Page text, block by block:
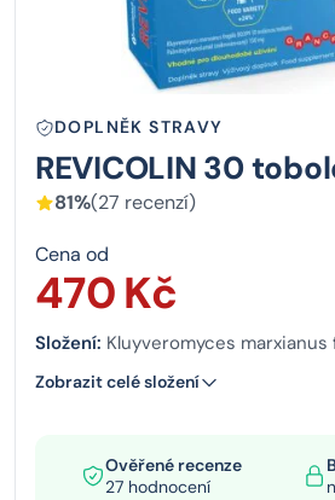
DOPLNĚK STRAVY
REVICOLIN 30
81%(27 recenzí)
Cena od
470 Kč
Složení: Kluyveromyces marxianus
Zobrazit celé složení
Ověřené recenze
27 hodnocení